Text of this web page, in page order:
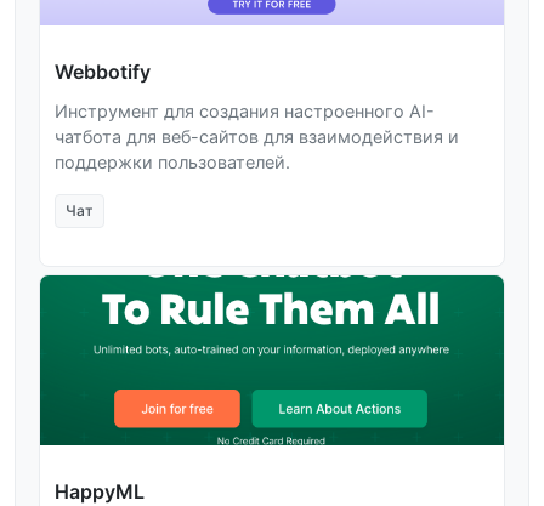
Webbotify
Инструмент для создания настроенного AI-
чатбота для веб-сайтов для взаимодействия и
поддержки пользователей.
Чат
HappyML